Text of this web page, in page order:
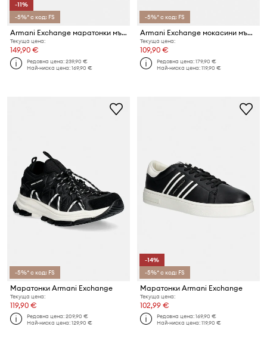
-11%
-5%* с код: FS
Armani Exchange маратонки мъжки
Текуща цена:
149,90 €
Редовна цена:239,90 €
Най-ниска цена:169,90 €
-5%* с код: FS
Armani Exchange мокасини мъжки велурени
Текуща цена:
109,90 €
Редовна цена:179,90 €
Най-ниска цена:119,90 €
-5%* с код: FS
Маратонки Armani Exchange
Текуща цена:
119,90 €
Редовна цена:209,90 €
Най-ниска цена:129,90 €
-14%
-5%* с код: FS
Маратонки Armani Exchange
Текуща цена:
102,99 €
Редовна цена:169,90 €
Най-ниска цена:119,90 €